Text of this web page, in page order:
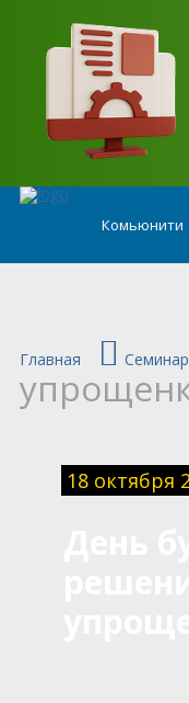
Комьюнити
Главная
18 октября